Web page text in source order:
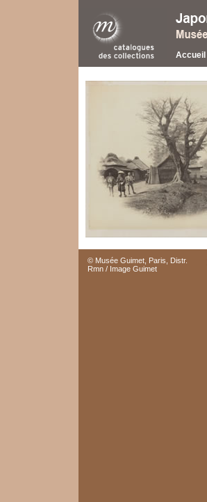
Accueil
© Musée Guimet, Paris, Distr.
Rmn / Image Guimet